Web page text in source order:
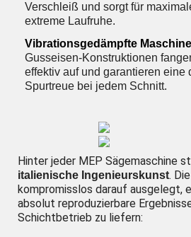
Verschleiß und sorgt für
extreme Laufruhe.
Vibrationsgedämpfte
Gusseisen-Konstruktionen
effektiv auf und garantieren eine
Spurtreue bei jedem Schnitt.
Hinter jeder MEP Sägemaschine
italienische Ingenieurskunst.
kompromisslos darauf ausgelegt,
absolut reproduzierbare
Schichtbetrieb zu liefern: